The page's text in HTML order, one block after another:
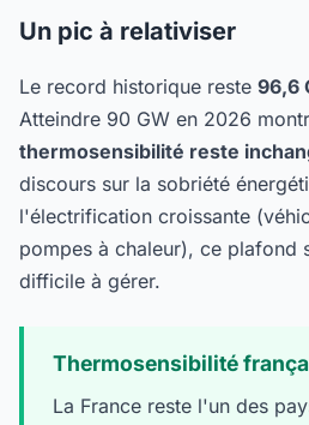
Un pic à relativiser
Le record historique reste 96,6
Atteindre 90 GW en 2026
thermosensibilité reste
discours sur la sobriété
l'électrification croissante
pompes à chaleur), ce plafond
difficile à gérer.
Thermosensibilité
La France reste l'un des